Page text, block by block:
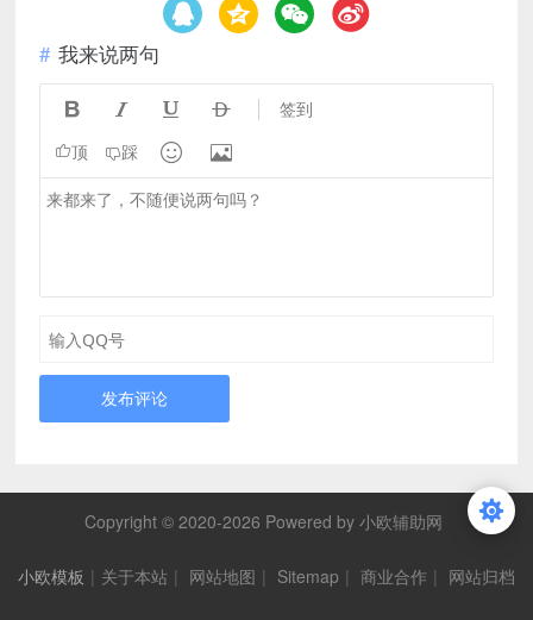
我来说两句
    签到
顶 踩  
发布评论
Copyright © 2020-2026 Powered by 小欧辅助网
小欧模板 | 关于本站 | 网站地图 | Sitemap | 商业合作 | 网站归档